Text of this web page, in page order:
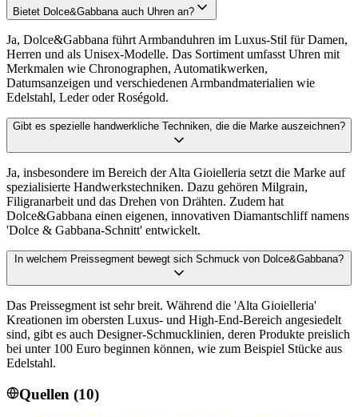
Bietet Dolce&Gabbana auch Uhren an?
Ja, Dolce&Gabbana führt Armbanduhren im Luxus-Stil für Damen,
Herren und als Unisex-Modelle. Das Sortiment umfasst Uhren mit
Merkmalen wie Chronographen, Automatikwerken,
Datumsanzeigen und verschiedenen Armbandmaterialien wie
Edelstahl, Leder oder Roségold.
Gibt es spezielle handwerkliche Techniken, die die Marke auszeichnen?
Ja, insbesondere im Bereich der Alta Gioielleria setzt die Marke auf
spezialisierte Handwerkstechniken. Dazu gehören Milgrain,
Filigranarbeit und das Drehen von Drähten. Zudem hat
Dolce&Gabbana einen eigenen, innovativen Diamantschliff namens
'Dolce & Gabbana-Schnitt' entwickelt.
In welchem Preissegment bewegt sich Schmuck von Dolce&Gabbana?
Das Preissegment ist sehr breit. Während die 'Alta Gioielleria'
Kreationen im obersten Luxus- und High-End-Bereich angesiedelt
sind, gibt es auch Designer-Schmucklinien, deren Produkte preislich
bei unter 100 Euro beginnen können, wie zum Beispiel Stücke aus
Edelstahl.
Quellen (10)